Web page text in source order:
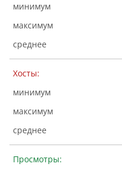
Хосты:
Просмотры: